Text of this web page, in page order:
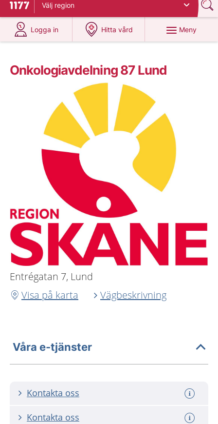
Till startsidan för 1177
Välj region
Logga in
på 1177.se
Hitta vård
på 1177.se
Meny
Onkologiavdelning 87 Lund
Entrégatan 7, Lund
Visa på karta
Vägbeskrivning
Våra e-tjänster
Kontakta oss
Kontakta oss